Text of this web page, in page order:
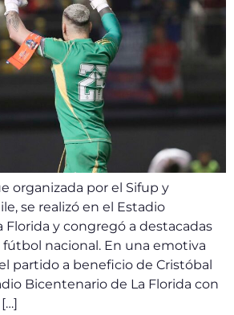
organizada por el Sifup y
se realizó en el Estadio
Florida y congregó a destacadas
nacional. En una emotiva
partido a beneficio de Cristóbal
Bicentenario de La Florida con